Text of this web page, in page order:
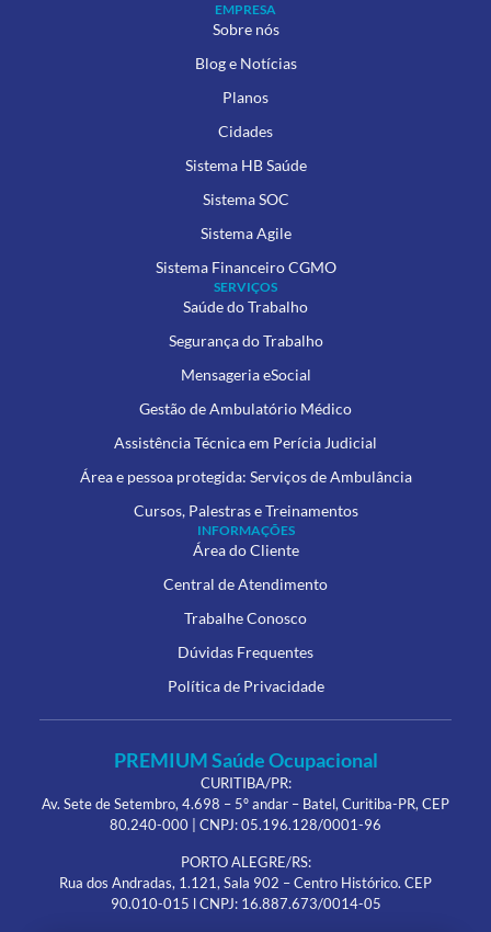
EMPRESA
Sobre nós
Blog e Notícias
Planos
Cidades
Sistema HB Saúde
Sistema SOC
Sistema Agile
Sistema Financeiro CGMO
SERVIÇOS
Saúde do Trabalho
Segurança do Trabalho
Mensageria eSocial
Gestão de Ambulatório Médico
Assistência Técnica em Perícia Judicial
Área e pessoa protegida: Serviços de Ambulância
Cursos, Palestras e Treinamentos
INFORMAÇÕES
Área do Cliente
Central de Atendimento
Trabalhe Conosco
Dúvidas Frequentes
Política de Privacidade
PREMIUM Saúde Ocupacional
CURITIBA/PR:
Av. Sete de Setembro, 4.698 – 5º andar – Batel, Curitiba-PR, CEP
80.240-000 | CNPJ: 05.196.128/0001-96
PORTO ALEGRE/RS:
Rua dos Andradas, 1.121, Sala 902 – Centro Histórico. CEP
90.010-015 l CNPJ: 16.887.673/0014-05